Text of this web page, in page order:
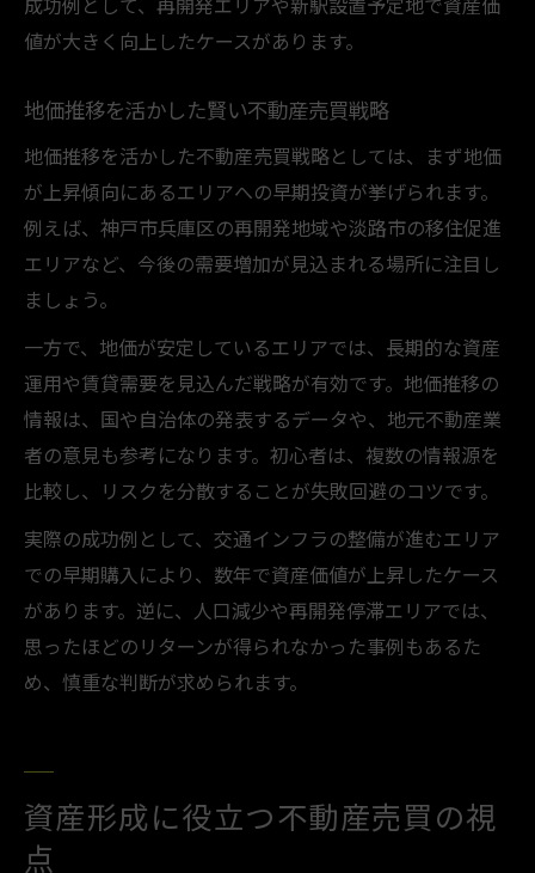
値が大きく向上したケースがあります。
地価推移を活かした賢い不動産売買戦略
地価推移を活かした不動産売買戦略としては、まず地価
が上昇傾向にあるエリアへの早期投資が挙げられます。
例えば、神戸市兵庫区の再開発地域や淡路市の移住促進
エリアなど、今後の需要増加が見込まれる場所に注目し
ましょう。
一方で、地価が安定しているエリアでは、長期的な資産
運用や賃貸需要を見込んだ戦略が有効です。地価推移の
情報は、国や自治体の発表するデータや、地元不動産業
者の意見も参考になります。初心者は、複数の情報源を
比較し、リスクを分散することが失敗回避のコツです。
実際の成功例として、交通インフラの整備が進むエリア
での早期購入により、数年で資産価値が上昇したケース
があります。逆に、人口減少や再開発停滞エリアでは、
思ったほどのリターンが得られなかった事例もあるた
め、慎重な判断が求められます。
資産形成に役立つ不動産売買の視
点